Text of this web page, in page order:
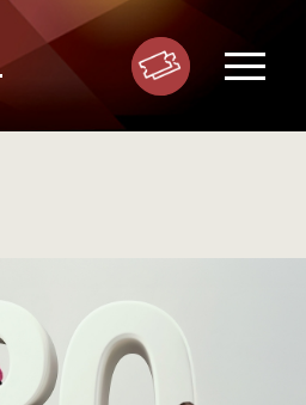
Toggle